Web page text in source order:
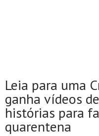
Leia para uma
ganha vídeos
histórias para
quarentena